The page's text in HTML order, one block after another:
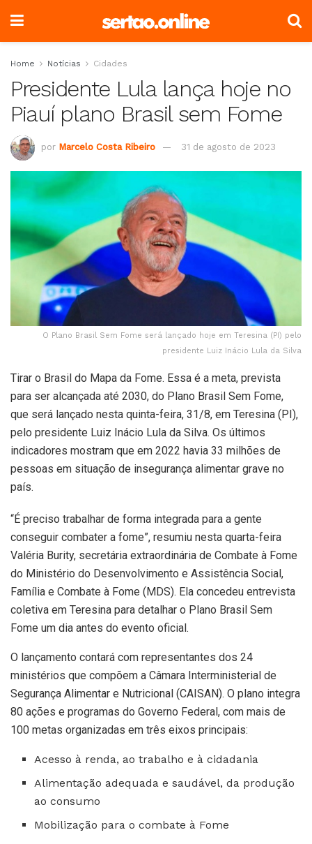
Home Notícias Cidades
Presidente Lula lança hoje no
Piauí plano Brasil sem Fome
por Marcelo Costa Ribeiro 31 de agosto de 2023
O Plano Brasil Sem Fome será lançado hoje em Teresina (PI) pelo
presidente Luiz Inácio Lula da Silva
Tirar o Brasil do Mapa da Fome. Essa é a meta, prevista
para ser alcançada até 2030, do Plano Brasil Sem Fome,
que será lançado nesta quinta-feira, 31/8, em Teresina (PI),
pelo presidente Luiz Inácio Lula da Silva. Os últimos
indicadores mostram que em 2022 havia 33 milhões de
pessoas em situação de insegurança alimentar grave no
país.
“É preciso trabalhar de forma integrada para a gente
conseguir combater a fome”, resumiu nesta quarta-feira
Valéria Burity, secretária extraordinária de Combate à Fome
do Ministério do Desenvolvimento e Assistência Social,
Família e Combate à Fome (MDS). Ela concedeu entrevista
coletiva em Teresina para detalhar o Plano Brasil Sem
Fome um dia antes do evento oficial.
O lançamento contará com representantes dos 24
ministérios que compõem a Câmara Interministerial de
Segurança Alimentar e Nutricional (CAISAN). O plano integra
80 ações e programas do Governo Federal, com mais de
100 metas organizadas em três eixos principais:
Acesso à renda, ao trabalho e à cidadania
Alimentação adequada e saudável, da produção
ao consumo
Mobilização para o combate à Fome